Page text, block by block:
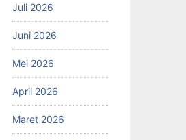
Juli 2026
Juni 2026
Mei 2026
April 2026
Maret 2026